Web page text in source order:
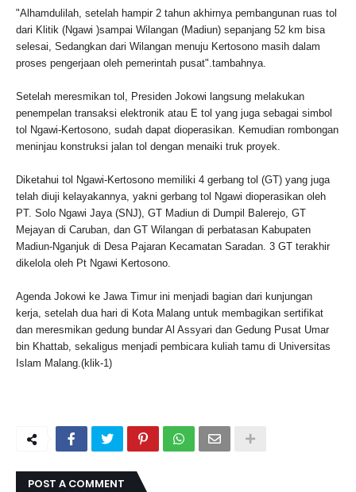
"Alhamdulilah, setelah hampir 2 tahun akhirnya pembangunan ruas tol
dari Klitik (Ngawi )sampai Wilangan (Madiun) sepanjang 52 km bisa
selesai, Sedangkan dari Wilangan menuju Kertosono masih dalam
proses pengerjaan oleh pemerintah pusat".tambahnya.
Setelah meresmikan tol, Presiden Jokowi langsung melakukan
penempelan transaksi elektronik atau E tol yang juga sebagai simbol
tol Ngawi-Kertosono, sudah dapat dioperasikan. Kemudian rombongan
meninjau konstruksi jalan tol dengan menaiki truk proyek.
Diketahui tol Ngawi-Kertosono memiliki 4 gerbang tol (GT) yang juga
telah diuji kelayakannya, yakni gerbang tol Ngawi dioperasikan oleh
PT. Solo Ngawi Jaya (SNJ), GT Madiun di Dumpil Balerejo, GT
Mejayan di Caruban, dan GT Wilangan di perbatasan Kabupaten
Madiun-Nganjuk di Desa Pajaran Kecamatan Saradan. 3 GT terakhir
dikelola oleh Pt Ngawi Kertosono.
Agenda Jokowi ke Jawa Timur ini menjadi bagian dari kunjungan
kerja, setelah dua hari di Kota Malang untuk membagikan sertifikat
dan meresmikan gedung bundar Al Assyari dan Gedung Pusat Umar
bin Khattab, sekaligus menjadi pembicara kuliah tamu di Universitas
Islam Malang.(klik-1)
POST A COMMENT